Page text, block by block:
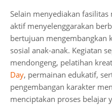
Selain menyediakan fasilitas
aktif menyelenggarakan
bertujuan mengembangkan
sosial anak-anak. Kegiatan
mendongeng, pelatihan
Day, permainan edukatif,
pengembangan karakter
menciptakan proses belajar